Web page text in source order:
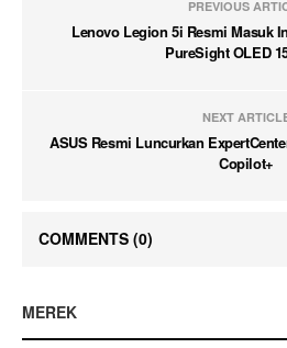
PREVIOUS
Lenovo Legion 5i Resmi Masuk
PureSight OLED
NEXT
ASUS Resmi Luncurkan
Copilot+
COMMENTS (0)
MEREK